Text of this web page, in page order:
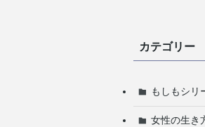
カテゴリー
もしもシリ
女性の生き